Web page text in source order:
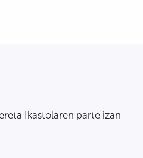
Ikastolaren parte izan